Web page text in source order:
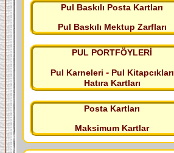
Pul Baskılı Posta Kartları
Pul Baskılı Mektup Zarfları
PUL PORTFÖYLERİ
Pul Karneleri - Pul Kitapcıkları
Hatıra Kartları
Posta Kartları
Maksimum Kartlar